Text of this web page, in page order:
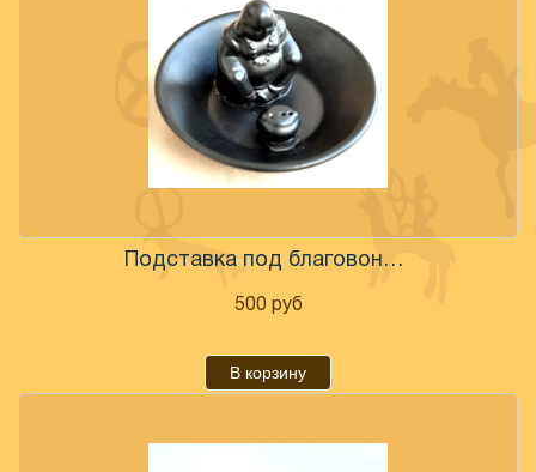
Подставка под благовония "Хотей" керамика 15 см
500 руб
В корзину